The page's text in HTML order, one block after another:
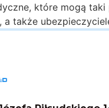
które mogą taki
a także